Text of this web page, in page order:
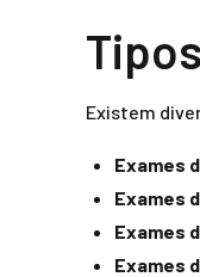
Existem
Exames
Exames
Exames
Exames